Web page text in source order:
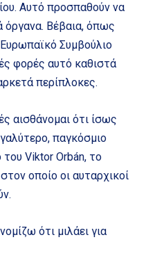
Αυτό προσπαθούν να
όργανα. Βέβαια, όπως
Συμβούλιο
φορές αυτό καθιστά
περίπλοκες.
αισθάνομαι ότι ίσως
παγκόσμιο
Viktor Orbán, το
οποίο οι αυταρχικοί
ότι μιλάει για